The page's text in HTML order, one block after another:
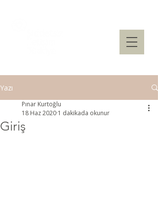
Yazı
Giriş
Pınar Kurtoğlu
18 Haz 2020 1 dakikada okunur